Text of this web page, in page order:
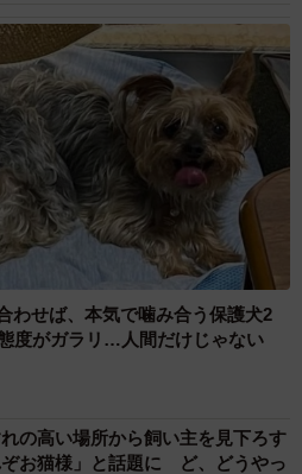
わせば、本気で噛み合う保護犬2
度がガラリ…人間だけじゃない
の高い場所から飼い主を見下ろす
お猫様」と話題に ど、どうやっ